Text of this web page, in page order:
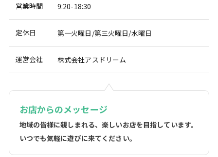
営業時間 9:20-18:30
定休日 第一火曜日/第三火曜日/水曜日
運営会社 株式会社アスドリーム
お店からのメッセージ
地域の皆様に親しまれる、楽しいお店を目指しています。
いつでも気軽に遊びに来てください。